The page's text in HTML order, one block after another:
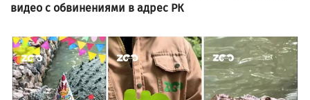
видео с обвинениями в адрес РК